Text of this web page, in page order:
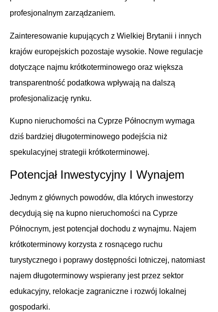
profesjonalnym zarządzaniem.
Zainteresowanie kupujących z Wielkiej Brytanii i innych
krajów europejskich pozostaje wysokie. Nowe regulacje
dotyczące najmu krótkoterminowego oraz większa
transparentność podatkowa wpływają na dalszą
profesjonalizację rynku.
Kupno nieruchomości na Cyprze Północnym wymaga
dziś bardziej długoterminowego podejścia niż
spekulacyjnej strategii krótkoterminowej.
Potencjał Inwestycyjny I Wynajem
Jednym z głównych powodów, dla których inwestorzy
decydują się na kupno nieruchomości na Cyprze
Północnym, jest potencjał dochodu z wynajmu. Najem
krótkoterminowy korzysta z rosnącego ruchu
turystycznego i poprawy dostępności lotniczej, natomiast
najem długoterminowy wspierany jest przez sektor
edukacyjny, relokacje zagraniczne i rozwój lokalnej
gospodarki.